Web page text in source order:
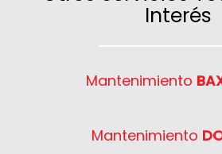
Interés
Mantenimiento
Mantenimiento